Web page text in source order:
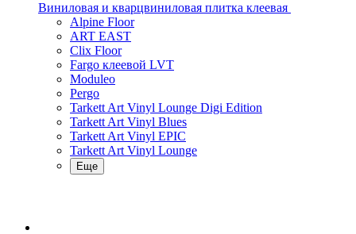
Виниловая и кварцвиниловая плитка клеевая
Alpine Floor
ART EAST
Clix Floor
Fargo клеевой LVT
Moduleo
Pergo
Tarkett Art Vinyl Lounge Digi Edition
Tarkett Art Vinyl Blues
Tarkett Art Vinyl EPIC
Tarkett Art Vinyl Lounge
Еще